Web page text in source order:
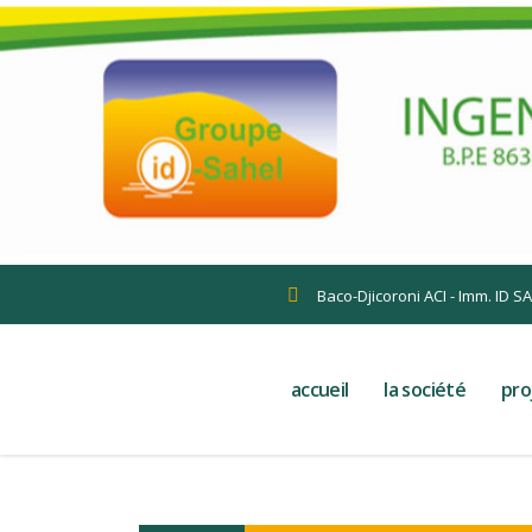
Baco-Djicoroni ACI - Imm. ID
accueil la société